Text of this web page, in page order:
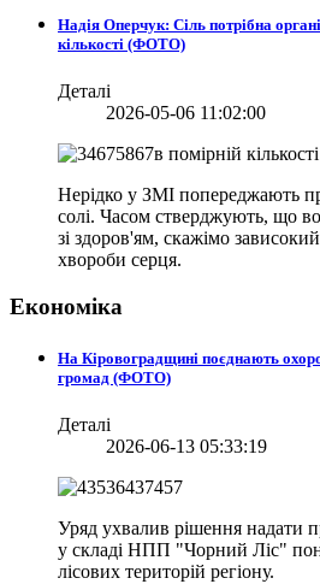
Надія Оперчук: Сіль потрібна
кількості (ФОТО)
Деталі
2026-05-06 11:02:00
Нерідко у ЗМІ попереджають
солі. Часом стверджують, що
зі здоров'ям, скажімо
хвороби серця.
Економіка
На Кіровоградщині поєднають
громад (ФОТО)
Деталі
2026-06-13 05:33:19
Уряд ухвалив рішення надати
у складі НПП "Чорний Ліс"
лісових територій регіону.